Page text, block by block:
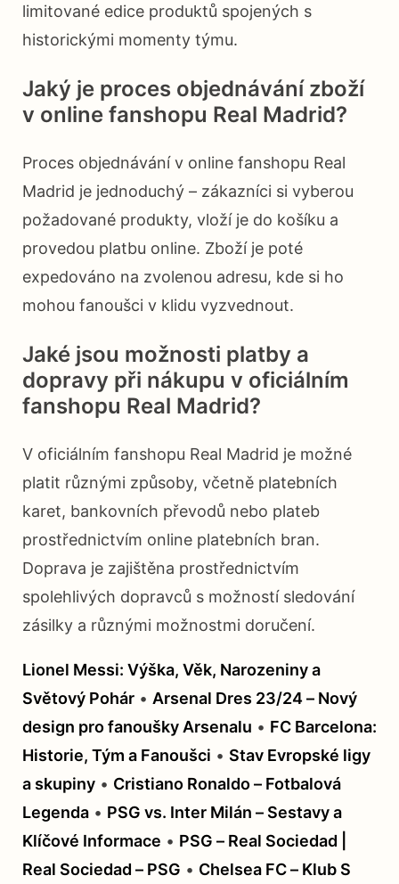
limitované edice produktů spojených s
historickými momenty týmu.
Jaký je proces objednávání zboží
v online fanshopu Real Madrid?
Proces objednávání v online fanshopu Real
Madrid je jednoduchý – zákazníci si vyberou
požadované produkty, vloží je do košíku a
provedou platbu online. Zboží je poté
expedováno na zvolenou adresu, kde si ho
mohou fanoušci v klidu vyzvednout.
Jaké jsou možnosti platby a
dopravy při nákupu v oficiálním
fanshopu Real Madrid?
V oficiálním fanshopu Real Madrid je možné
platit různými způsoby, včetně platebních
karet, bankovních převodů nebo plateb
prostřednictvím online platebních bran.
Doprava je zajištěna prostřednictvím
spolehlivých dopravců s možností sledování
zásilky a různými možnostmi doručení.
Lionel Messi: Výška, Věk, Narozeniny a
Světový Pohár • Arsenal Dres 23/24 – Nový
design pro fanoušky Arsenalu • FC Barcelona:
Historie, Tým a Fanoušci • Stav Evropské ligy
a skupiny • Cristiano Ronaldo – Fotbalová
Legenda • PSG vs. Inter Milán – Sestavy a
Klíčové Informace • PSG – Real Sociedad |
Real Sociedad – PSG • Chelsea FC – Klub S